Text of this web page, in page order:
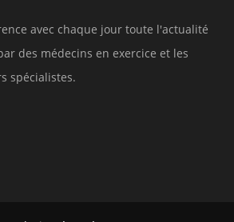
avec chaque jour toute l'actualité
des médecins en exercice et les
spécialistes.